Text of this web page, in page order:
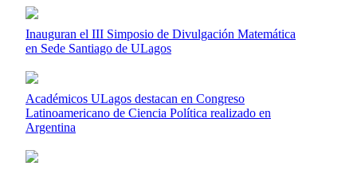
Inauguran el III Simposio de Divulgación Matemática
en Sede Santiago de ULagos
Académicos ULagos destacan en Congreso
Latinoamericano de Ciencia Política realizado en
Argentina